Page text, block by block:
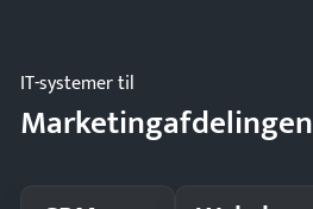
IT-systemer til
Marketingafdelingen